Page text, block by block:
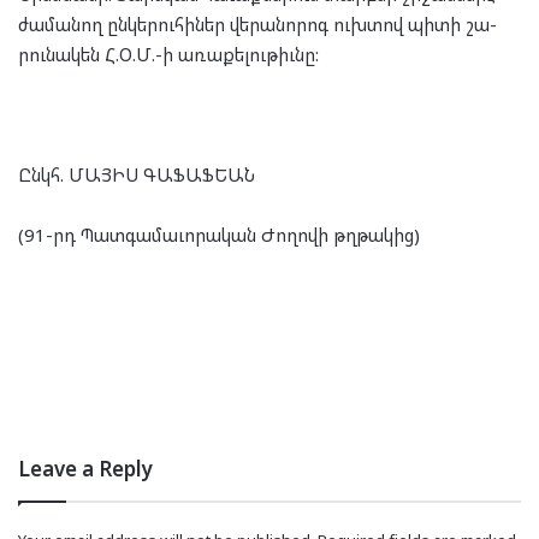
ժա­մա­նող ըն­կե­րու­հի­ներ վե­րա­նո­րոգ ուխ­տով պի­տի շա­
րու­նա­կեն Հ.Օ.Մ.-ի առա­քե­լու­թիւնը:
Ընկհ. ՄԱՅԻՍ ԳԱՖԱՖԵԱՆ
(91-րդ Պատ­գա­մա­ւո­րա­կան Ժո­ղո­վի թղթա­կից)
Leave a Reply